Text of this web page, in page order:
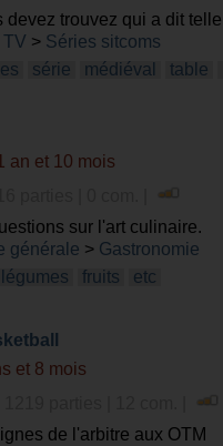
devez trouvez qui a dit
TV > Séries sitcoms
série médiéval table
an et 10 mois
sur l'art culinaire.
générale > Gastronomie
légumes fruits etc
et 8 mois
de l'arbitre aux OTM